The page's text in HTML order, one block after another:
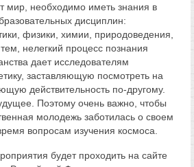
мир, необходимо иметь знания в
дисциплин:
физики, химии, природоведения,
нелегкий процесс познания
дает исследователям
заставляющую посмотреть на
действительность по-другому.
Поэтому очень важно, чтобы
молодежь заботилась о своем
вопросам изучения космоса.
будет проходить на сайте